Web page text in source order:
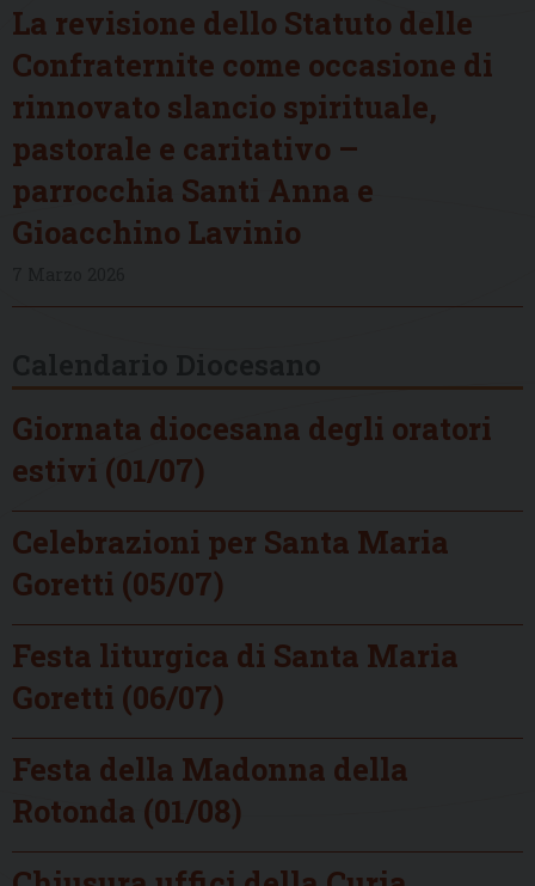
La revisione dello Statuto delle
Confraternite come occasione di
rinnovato slancio spirituale,
pastorale e caritativo –
parrocchia Santi Anna e
Gioacchino Lavinio
Giornata diocesana degli oratori
estivi (01/07)
Celebrazioni per Santa Maria
Goretti (05/07)
Festa liturgica di Santa Maria
Goretti (06/07)
Festa della Madonna della
Rotonda (01/08)